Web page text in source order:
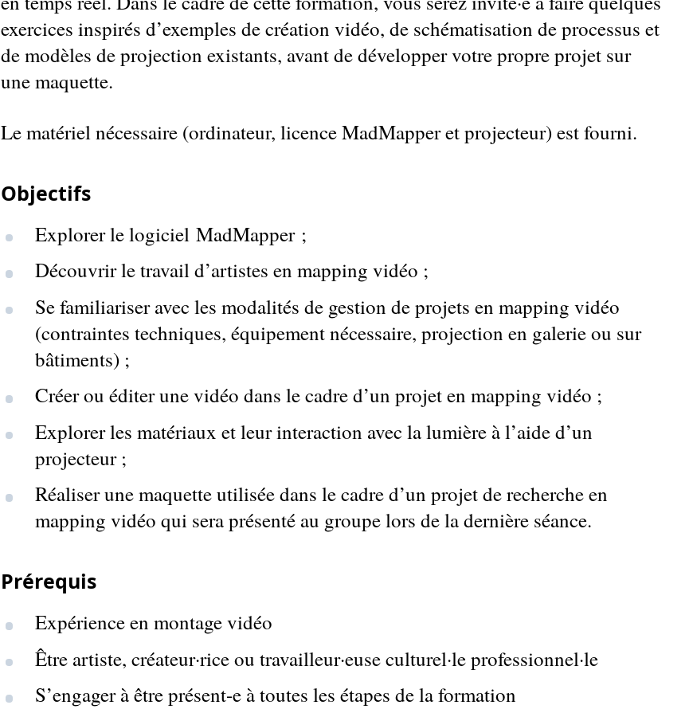
exercices inspirés d’exemples de création vidéo, de schématisation de processus et
de modèles de projection existants, avant de développer votre propre projet sur
une maquette.
Le matériel nécessaire (ordinateur, licence MadMapper et projecteur) est fourni.
Objectifs
Explorer le logiciel MadMapper ;
Découvrir le travail d’artistes en mapping vidéo ;
Se familiariser avec les modalités de gestion de projets en mapping vidéo
(contraintes techniques, équipement nécessaire, projection en galerie ou sur
bâtiments) ;
Créer ou éditer une vidéo dans le cadre d’un projet en mapping vidéo ;
Explorer les matériaux et leur interaction avec la lumière à l’aide d’un
projecteur ;
Réaliser une maquette utilisée dans le cadre d’un projet de recherche en
mapping vidéo qui sera présenté au groupe lors de la dernière séance.
Prérequis
Expérience en montage vidéo
Être artiste, créateur·rice ou travailleur·euse culturel·le professionnel·le
S’engager à être présent-e à toutes les étapes de la formation